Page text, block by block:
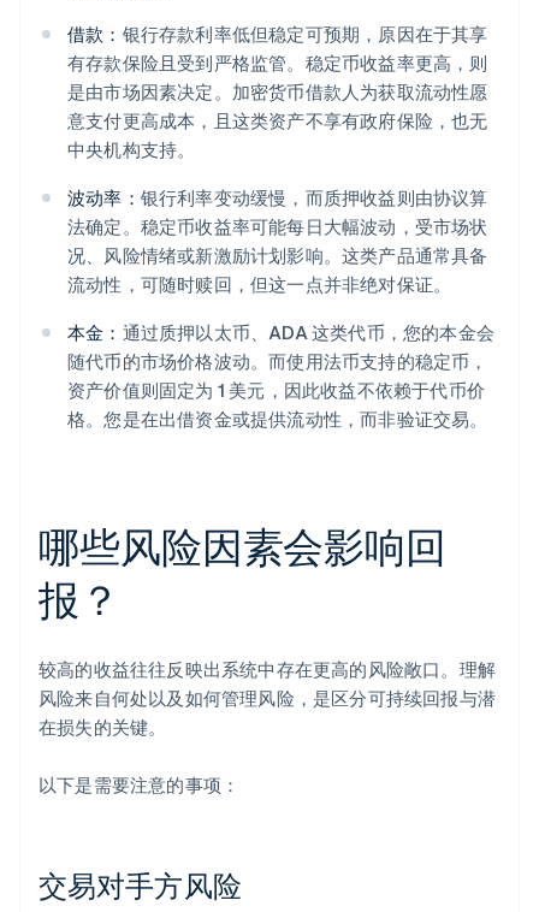
借款： 银行存款利率低但稳定可预期，原因在于其享
有存款保险且受到严格监管。稳定币收益率更高，则
是由市场因素决定。加密货币借款人为获取流动性愿
意支付更高成本，且这类资产不享有政府保险，也无
中央机构支持。
波动率： 银行利率变动缓慢，而质押收益则由协议算
法确定。稳定币收益率可能每日大幅波动，受市场状
况、风险情绪或新激励计划影响。这类产品通常具备
流动性，可随时赎回，但这一点并非绝对保证。
本金： 通过质押以太币、ADA 这类代币，您的本金会
随代币的市场价格波动。而使用法币支持的稳定币，
资产价值则固定为 1 美元，因此收益不依赖于代币价
格。您是在出借资金或提供流动性，而非验证交易。
哪些风险因素会影响回
报？
较高的收益往往反映出系统中存在更高的风险敞口。理解
风险来自何处以及如何管理风险，是区分可持续回报与潜
在损失的关键。
以下是需要注意的事项：
交易对手方风险